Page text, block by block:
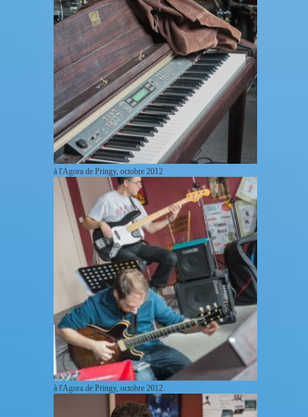
à l'Agora de Pringy, octobre 2012
à l'Agora de Pringy, octobre 2012